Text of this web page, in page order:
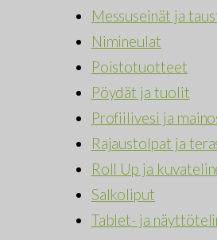
Messuseinät ja
Nimineulat
Poistotuotteet
Pöydät ja tuolit
Profiilivesi ja
Rajaustolpat ja
Roll Up ja
Salkoliput
Tablet- ja